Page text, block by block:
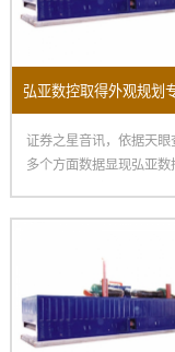
证券之星音讯，依据天眼
多个方面数据显现弘亚数